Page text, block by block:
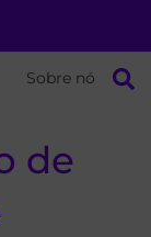
Sobre nós
de